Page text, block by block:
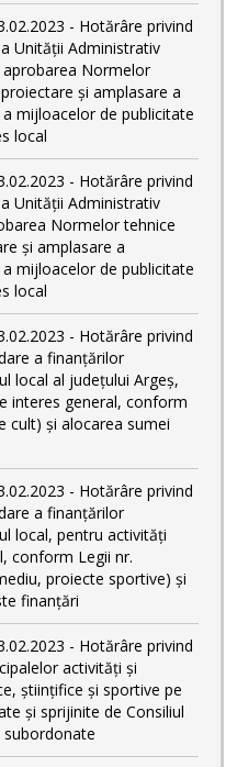
- Hotărâre privind
Unității Administrativ
Normelor
şi amplasare a
mijloacelor de publicitate
local
- Hotărâre privind
Unității Administrativ
Normelor tehnice
şi amplasare a
mijloacelor de publicitate
local
- Hotărâre privind
a finanţărilor
local al județului Argeș,
interes general, conform
cult) și alocarea sumei
- Hotărâre privind
a finanţărilor
local, pentru activităţi
conform Legii nr.
proiecte sportive) și
finanțări
- Hotărâre privind
activităţi şi
ştiinţifice şi sportive pe
şi sprijinite de Consiliul
subordonate